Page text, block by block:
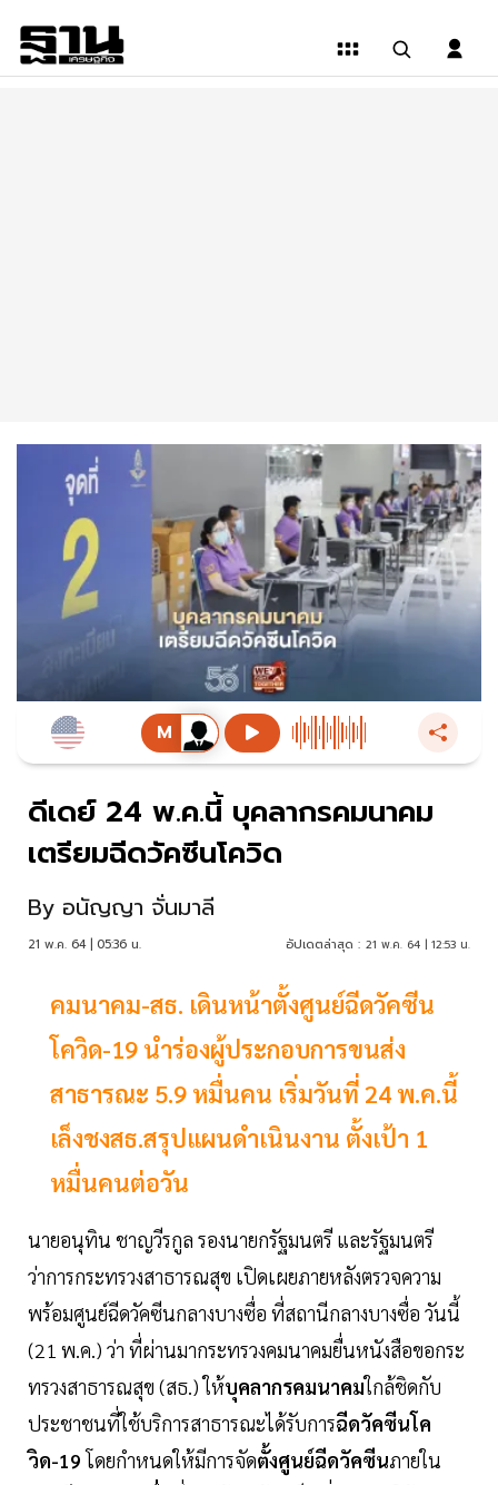
ดีเดย์ 24 พ.ค.นี้ บุคลากรคมนาคม
เตรียมฉีดวัคซีนโควิด
By อนัญญา จั่นมาลี
21 พ.ค. 64 | 05:36 น. อัปเดตล่าสุด : 21 พ.ค. 64 | 12:53 น.
คมนาคม-สธ. เดินหน้าตั้งศูนย์ฉีดวัคซีน
โควิด-19 นำร่องผู้ประกอบการขนส่ง
สาธารณะ 5.9 หมื่นคน เริ่มวันที่ 24 พ.ค.นี้
เล็งชงสธ.สรุปแผนดำเนินงาน ตั้งเป้า 1
หมื่นคนต่อวัน
นายอนุทิน ชาญวีรกูล รองนายกรัฐมนตรี และรัฐมนตรี
ว่าการกระทรวงสาธารณสุข เปิดเผยภายหลังตรวจความ
พร้อมศูนย์ฉีดวัคซีนกลางบางซื่อ ที่สถานีกลางบางซื่อ วันนี้
(21 พ.ค.) ว่า ที่ผ่านมากระทรวงคมนาคมยื่นหนังสือขอกระ
ทรวงสาธารณสุข (สธ.) ให้บุคลากรคมนาคมใกล้ชิดกับ
ประชาชนที่ใช้บริการสาธารณะได้รับการฉีดวัคซีนโค
วิด-19โดยกำหนดให้มีการจัดตั้งศูนย์ฉีดวัคซีนภายใน